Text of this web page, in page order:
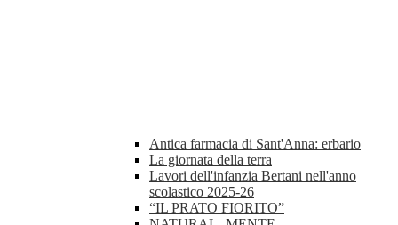
Antica farmacia di Sant'Anna: erbario
La giornata della terra
Lavori dell'infanzia Bertani nell'anno
scolastico 2025-26
“IL PRATO FIORITO”